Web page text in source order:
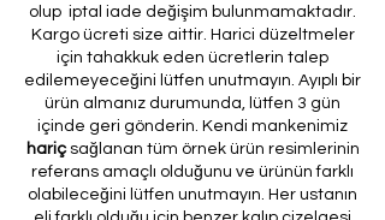
olup iptal iade değişim bulunmamaktadır.
Kargo ücreti size aittir. Harici düzeltmeler
için tahakkuk eden ücretlerin talep
edilemeyeceğini lütfen unutmayın. Ayıplı bir
ürün almanız durumunda, lütfen 3 gün
içinde geri gönderin. Kendi mankenimiz
hariçsağlanan tüm örnek ürün resimlerinin
referans amaçlı olduğunu ve ürünün farklı
olabileceğini lütfen unutmayın. Her ustanın